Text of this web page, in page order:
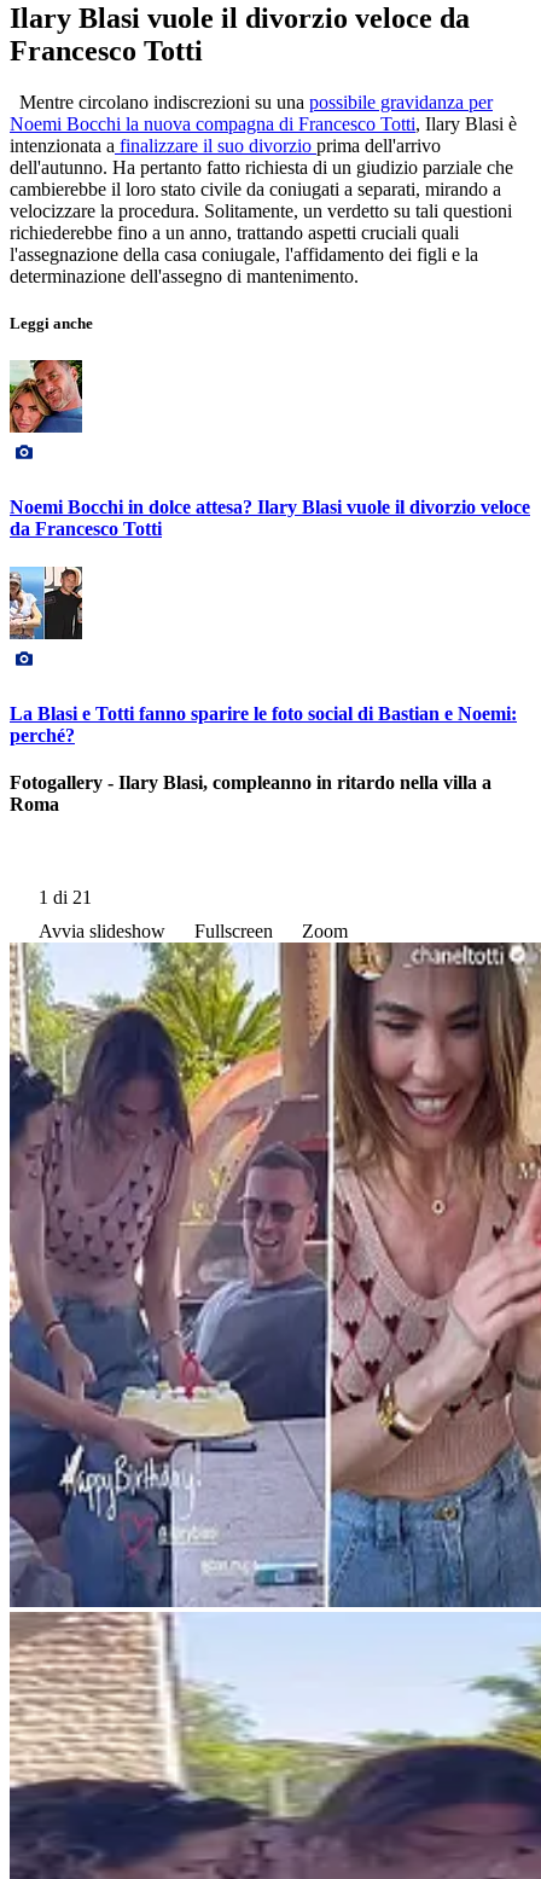
Ilary Blasi vuole il divorzio veloce da
Francesco Totti
Mentre circolano indiscrezioni su una possibile gravidanza per
Noemi Bocchi la nuova compagna di Francesco Totti, Ilary Blasi è
intenzionata a finalizzare il suo divorzio prima dell'arrivo
dell'autunno. Ha pertanto fatto richiesta di un giudizio parziale che
cambierebbe il loro stato civile da coniugati a separati, mirando a
velocizzare la procedura. Solitamente, un verdetto su tali questioni
richiederebbe fino a un anno, trattando aspetti cruciali quali
l'assegnazione della casa coniugale, l'affidamento dei figli e la
determinazione dell'assegno di mantenimento.
Leggi anche
Noemi Bocchi in dolce attesa? Ilary Blasi vuole il divorzio veloce
da Francesco Totti
La Blasi e Totti fanno sparire le foto social di Bastian e Noemi:
perché?
Fotogallery - Ilary Blasi, compleanno in ritardo nella villa a
Roma
1 di 21
Avvia slideshow
Fullscreen Zoom